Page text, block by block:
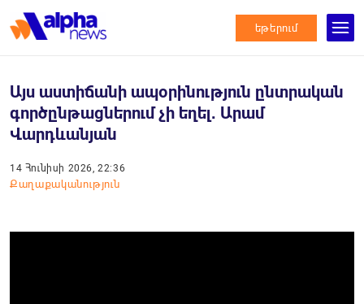
եթերում
Այս աստիճանի ապօրինություն ընտրական
գործընթացներում չի եղել․ Արամ
Վարդևանյան
14 Հունիսի 2026, 22:36
Քաղաքականություն